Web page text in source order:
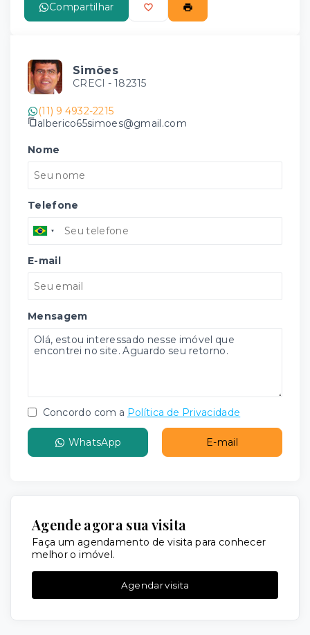
Compartilhar
Simões
CRECI - 182315
(11) 9 4932-2215
alberico65simoes@gmail.com
Nome
Telefone
E-mail
Mensagem
Concordo com a Política de Privacidade
WhatsApp E-mail
Agende agora sua visita
Faça um agendamento de visita para conhecer
melhor o imóvel.
Agendar visita